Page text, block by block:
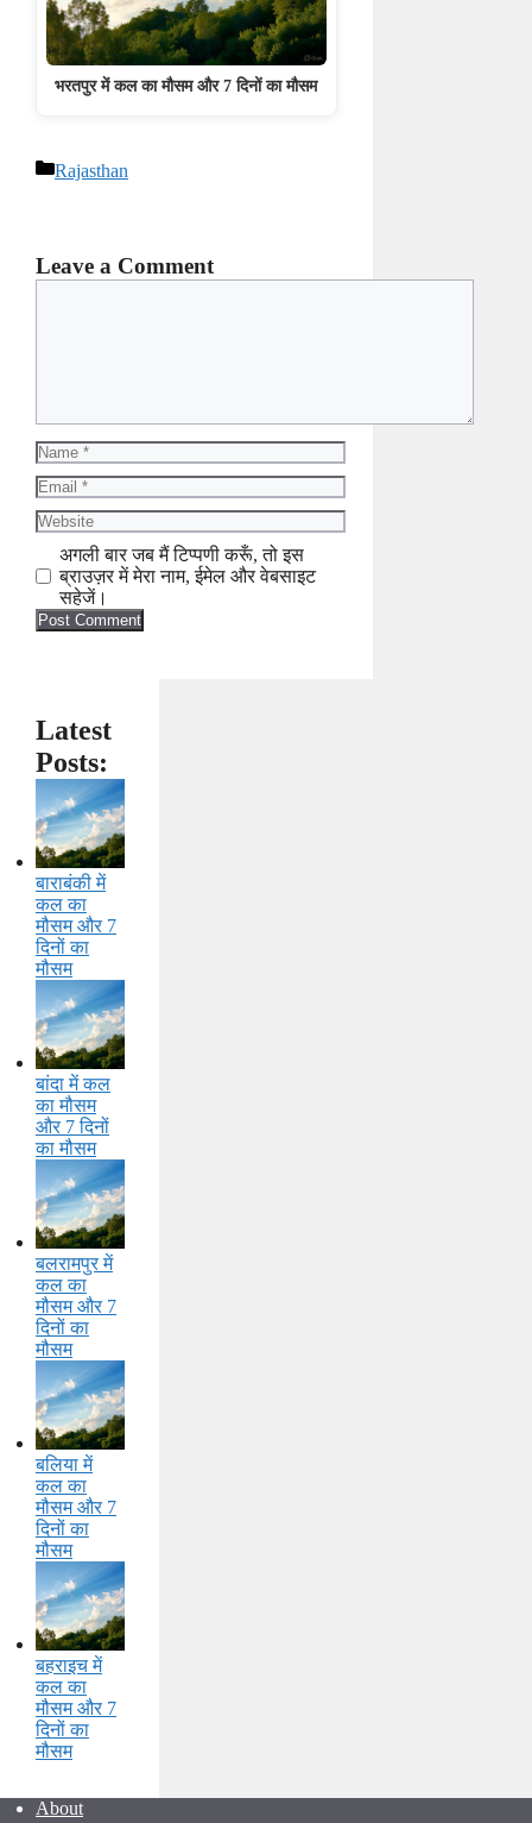
भरतपुर में कल का मौसम और 7 दिनों का मौसम
Categories
Rajasthan
Leave a Comment
Name
Email
Website
अगली बार जब मैं टिप्पणी करूँ, तो इस
ब्राउज़र में मेरा नाम, ईमेल और वेबसाइट
सहेजें।
Latest
Posts:
बाराबंकी में
कल का
मौसम और 7
दिनों का
मौसम
बांदा में कल
का मौसम
और 7 दिनों
का मौसम
बलरामपुर में
कल का
मौसम और 7
दिनों का
मौसम
बलिया में
कल का
मौसम और 7
दिनों का
मौसम
बहराइच में
कल का
मौसम और 7
दिनों का
मौसम
About